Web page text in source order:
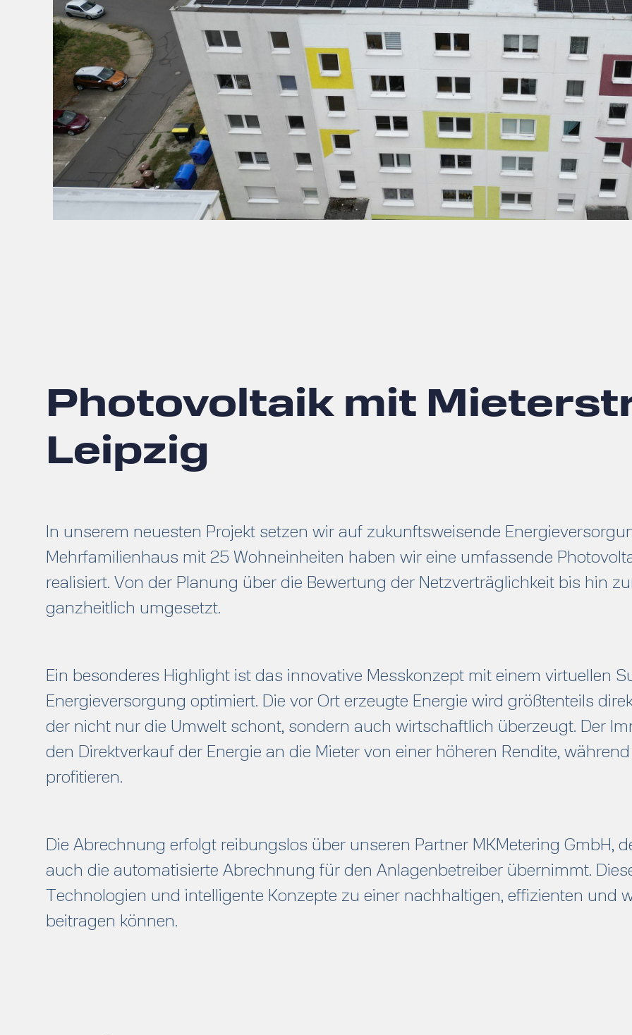
Photovoltaik mit
Leipzig
In unserem neuesten Projekt setzen wir auf zukunftsweisende
Mehrfamilienhaus mit 25 Wohneinheiten haben wir eine umfassende
realisiert. Von der Planung über die Bewertung der Netzverträglichkeit bis hin
ganzheitlich umgesetzt.
Ein besonderes Highlight ist das innovative Messkonzept mit einem virtuellen
Energieversorgung optimiert. Die vor Ort erzeugte Energie wird größtenteils
der nicht nur die Umwelt schont, sondern auch wirtschaftlich überzeugt. Der
den Direktverkauf der Energie an die Mieter von einer höheren Rendite,
profitieren.
Die Abrechnung erfolgt reibungslos über unseren Partner MKMetering GmbH,
auch die automatisierte Abrechnung für den Anlagenbetreiber übernimmt.
Technologien und intelligente Konzepte zu einer nachhaltigen, effizienten und
beitragen können.